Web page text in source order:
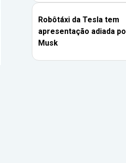
Robôtáxi da Tesla tem
apresentação adiada
Musk